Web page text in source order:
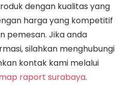
dengan kualitas yang
harga yang kompetitif
pemesan. Jika anda
silahkan menghubungi
kontak kami melalui
raport surabaya.